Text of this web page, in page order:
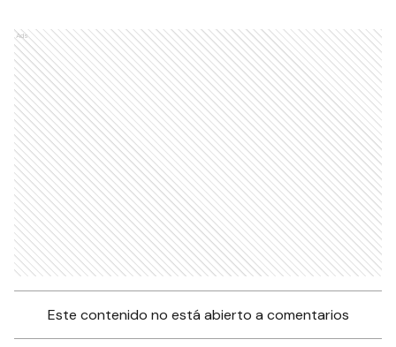
Ads
Este contenido no está abierto a comentarios